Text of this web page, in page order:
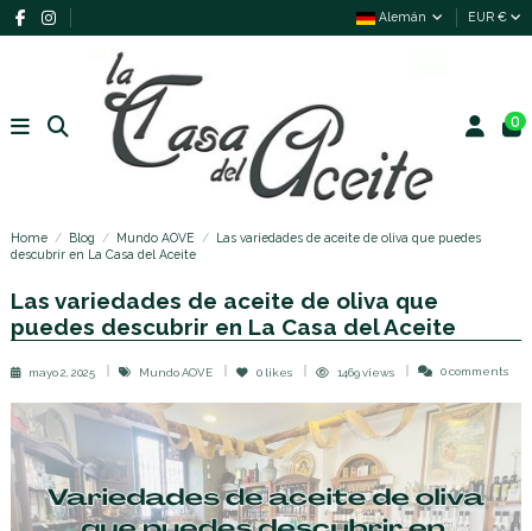
Alemán EUR €
0
Home Blog Mundo AOVE
Las variedades de aceite de oliva que puedes
descubrir en La Casa del Aceite
Las variedades de aceite de oliva que
puedes descubrir en La Casa del Aceite
mayo 2, 2025 Mundo AOVE 0 likes 1469 views 0 comments